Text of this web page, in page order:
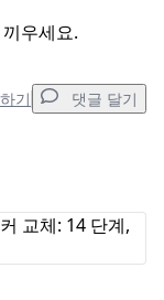
우세요.
기 댓글 달기